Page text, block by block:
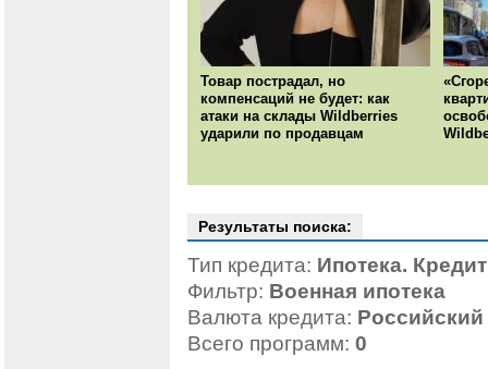
Товар пострадал, но
компенсаций не будет: как
атаки на склады Wildberries
ударили по продавцам
Результаты поиска:
Тип кредита: Ипотека.
Фильтр: Военная ипотека
Валюта кредита:
Всего программ: 0